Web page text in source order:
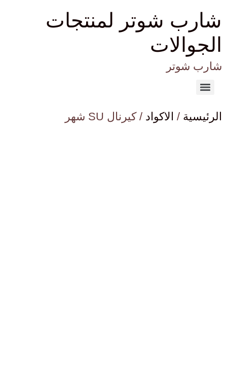
شارب شوتر لمنتجات
الجوالات
شارب شوتر
الرئيسية / الاكواد / كيرنال SU شهر